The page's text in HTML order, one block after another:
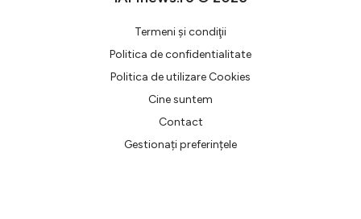
Termeni şi condiţii
Politica de confidentialitate
Politica de utilizare Cookies
Cine suntem
Contact
Gestionați preferințele